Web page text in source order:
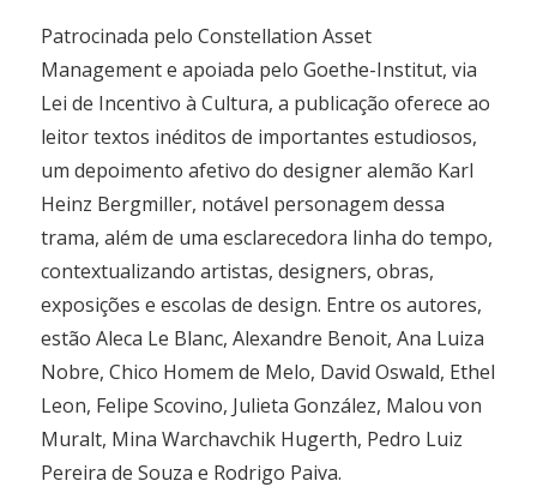
Patrocinada pelo Constellation Asset
Management e apoiada pelo Goethe-Institut, via
Lei de Incentivo à Cultura, a publicação oferece ao
leitor textos inéditos de importantes estudiosos,
um depoimento afetivo do designer alemão Karl
Heinz Bergmiller, notável personagem dessa
trama, além de uma esclarecedora linha do tempo,
contextualizando artistas, designers, obras,
exposições e escolas de design. Entre os autores,
estão Aleca Le Blanc, Alexandre Benoit, Ana Luiza
Nobre, Chico Homem de Melo, David Oswald, Ethel
Leon, Felipe Scovino, Julieta González, Malou von
Muralt, Mina Warchavchik Hugerth, Pedro Luiz
Pereira de Souza e Rodrigo Paiva.